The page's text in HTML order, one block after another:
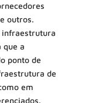
outros.
infraestrutura
que a
ponto de
de
em